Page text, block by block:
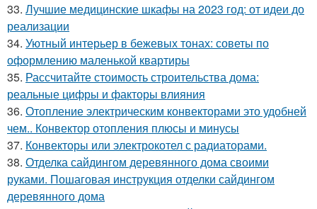
33. Лучшие медицинские шкафы на 2023 год: от идеи до
реализации
34. Уютный интерьер в бежевых тонах: советы по
оформлению маленькой квартиры
35. Рассчитайте стоимость строительства дома:
реальные цифры и факторы влияния
36. Отопление электрическим конвекторами это удобней
чем.. Конвектор отопления плюсы и минусы
37. Конвекторы или электрокотел с радиаторами.
38. Отделка сайдингом деревянного дома своими
руками. Пошаговая инструкция отделки сайдингом
деревянного дома